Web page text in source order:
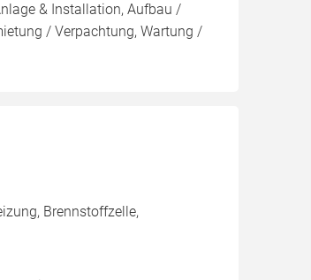
& Installation, Aufbau /
/ Verpachtung, Wartung /
Brennstoffzelle,